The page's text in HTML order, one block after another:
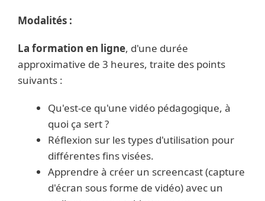
Modalités :
La formation en ligne, d'une durée
approximative de 3 heures, traite des points
suivants :
Qu'est-ce qu'une vidéo pédagogique, à
quoi ça sert ?
Réflexion sur les types d'utilisation pour
différentes fins visées.
Apprendre à créer un screencast (capture
d'écran sous forme de vidéo) avec un